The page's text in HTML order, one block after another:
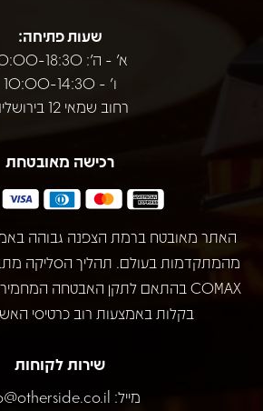
שעות פתיחה:
א' - ה': 10:00-18:30
ו' - 10:00-14:30
רחוב שמאי 12 בירושלים
רכישה מאובטחת
מהמתקדמות בעולם. תהליך הסליקה
בקלות באמצעות רוב כרטיסי
שירות לקוחות
מייל: